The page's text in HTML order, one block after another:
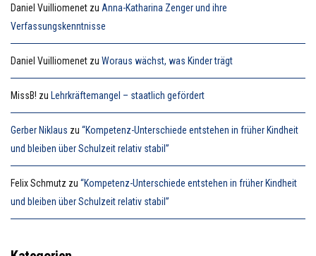
Daniel Vuilliomenet zu Anna-Katharina Zenger und ihre
Verfassungskenntnisse
Daniel Vuilliomenet zu Woraus wächst, was Kinder trägt
MissB! zu Lehrkräftemangel – staatlich gefördert
Gerber Niklaus zu “Kompetenz-Unterschiede entstehen in früher Kindheit
und bleiben über Schulzeit relativ stabil”
Felix Schmutz zu “Kompetenz-Unterschiede entstehen in früher Kindheit
und bleiben über Schulzeit relativ stabil”